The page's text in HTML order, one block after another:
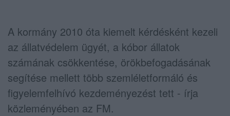
A kormány 2010 óta kiemelt kérdésként kezeli
az állatvédelem ügyét, a kóbor állatok
számának csökkentése, örökbefogadásának
segítése mellett több szemléletformáló és
figyelemfelhívó kezdeményezést tett - írja
közleményében az FM.